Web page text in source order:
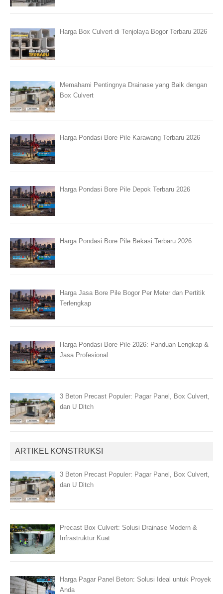
Harga Box Culvert di Tenjolaya Bogor Terbaru 2026
Memahami Pentingnya Drainase yang Baik dengan
Box Culvert
Harga Pondasi Bore Pile Karawang Terbaru 2026
Harga Pondasi Bore Pile Depok Terbaru 2026
Harga Pondasi Bore Pile Bekasi Terbaru 2026
Harga Jasa Bore Pile Bogor Per Meter dan Pertitik
Terlengkap
Harga Pondasi Bore Pile 2026: Panduan Lengkap &
Jasa Profesional
3 Beton Precast Populer: Pagar Panel, Box Culvert,
dan U Ditch
ARTIKEL KONSTRUKSI
3 Beton Precast Populer: Pagar Panel, Box Culvert,
dan U Ditch
Precast Box Culvert: Solusi Drainase Modern &
Infrastruktur Kuat
Harga Pagar Panel Beton: Solusi Ideal untuk Proyek
Anda